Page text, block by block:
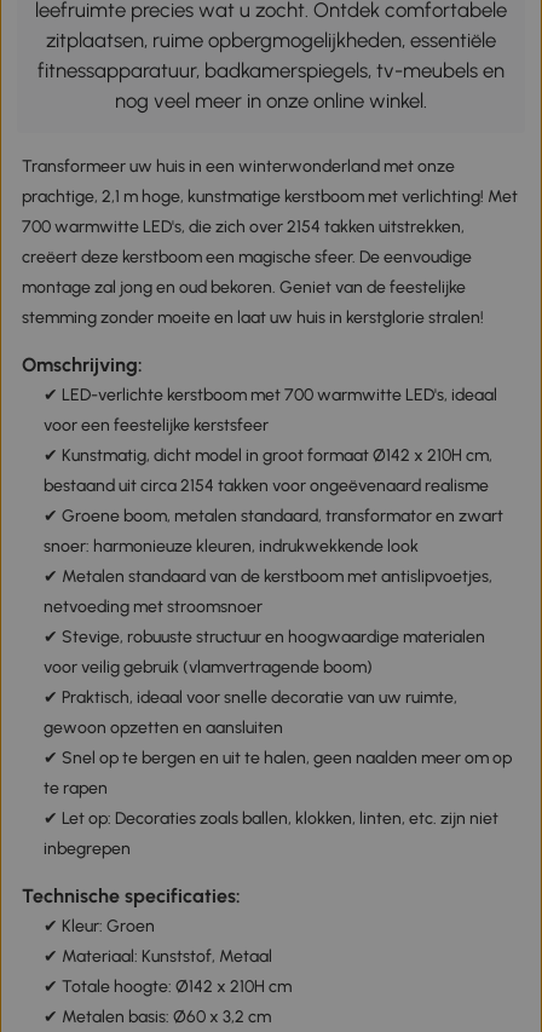
leefruimte precies wat u zocht. Ontdek comfortabele
zitplaatsen, ruime opbergmogelijkheden, essentiële
fitnessapparatuur, badkamerspiegels, tv-meubels en
nog veel meer in onze online winkel.
Transformeer uw huis in een winterwonderland met onze
prachtige, 2,1 m hoge, kunstmatige kerstboom met verlichting! Met
700 warmwitte LED's, die zich over 2154 takken uitstrekken,
creëert deze kerstboom een magische sfeer. De eenvoudige
montage zal jong en oud bekoren. Geniet van de feestelijke
stemming zonder moeite en laat uw huis in kerstglorie stralen!
Omschrijving:
✔ LED-verlichte kerstboom met 700 warmwitte LED's, ideaal
voor een feestelijke kerstsfeer
✔ Kunstmatig, dicht model in groot formaat Ø142 x 210H cm,
bestaand uit circa 2154 takken voor ongeëvenaard realisme
✔ Groene boom, metalen standaard, transformator en zwart
snoer: harmonieuze kleuren, indrukwekkende look
✔ Metalen standaard van de kerstboom met antislipvoetjes,
netvoeding met stroomsnoer
✔ Stevige, robuuste structuur en hoogwaardige materialen
voor veilig gebruik (vlamvertragende boom)
✔ Praktisch, ideaal voor snelle decoratie van uw ruimte,
gewoon opzetten en aansluiten
✔ Snel op te bergen en uit te halen, geen naalden meer om op
te rapen
✔ Let op: Decoraties zoals ballen, klokken, linten, etc. zijn niet
inbegrepen
Technische specificaties:
✔ Kleur: Groen
✔ Materiaal: Kunststof, Metaal
✔ Totale hoogte: Ø142 x 210H cm
✔ Metalen basis: Ø60 x 3,2 cm